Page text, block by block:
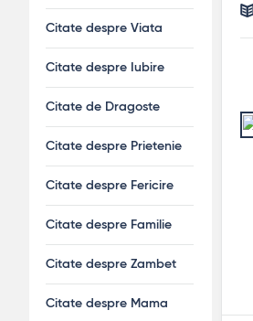
Citate despre Viata
Citate despre Iubire
Citate de Dragoste
Citate despre Prietenie
Citate despre Fericire
Citate despre Familie
Citate despre Zambet
Citate despre Mama